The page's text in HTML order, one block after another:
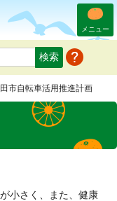
メニュー
市自転車活用推進計画
小さく、また、健康